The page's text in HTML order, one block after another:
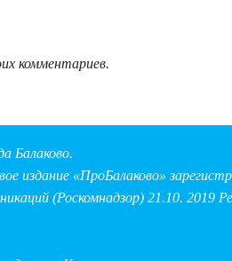
комментариев.
Балаково.
«ПроБалаково»
(Роскомнадзор) 21.10.